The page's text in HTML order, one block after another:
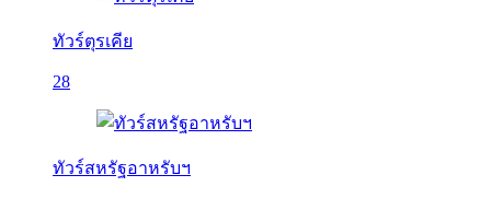
ทัวร์ตุรเคีย
28
ทัวร์สหรัฐอาหรับฯ